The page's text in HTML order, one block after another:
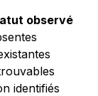
observé
identifiés